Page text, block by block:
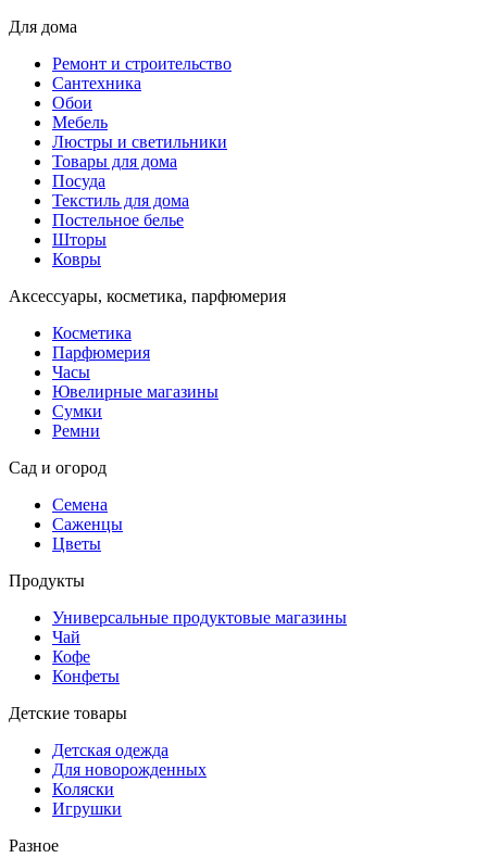
Для дома
Ремонт и строительство
Сантехника
Обои
Мебель
Люстры и светильники
Товары для дома
Посуда
Текстиль для дома
Постельное белье
Шторы
Ковры
Аксессуары, косметика, парфюмерия
Косметика
Парфюмерия
Часы
Ювелирные магазины
Сумки
Ремни
Сад и огород
Семена
Саженцы
Цветы
Продукты
Универсальные продуктовые магазины
Чай
Кофе
Конфеты
Детские товары
Детская одежда
Для новорожденных
Коляски
Игрушки
Разное